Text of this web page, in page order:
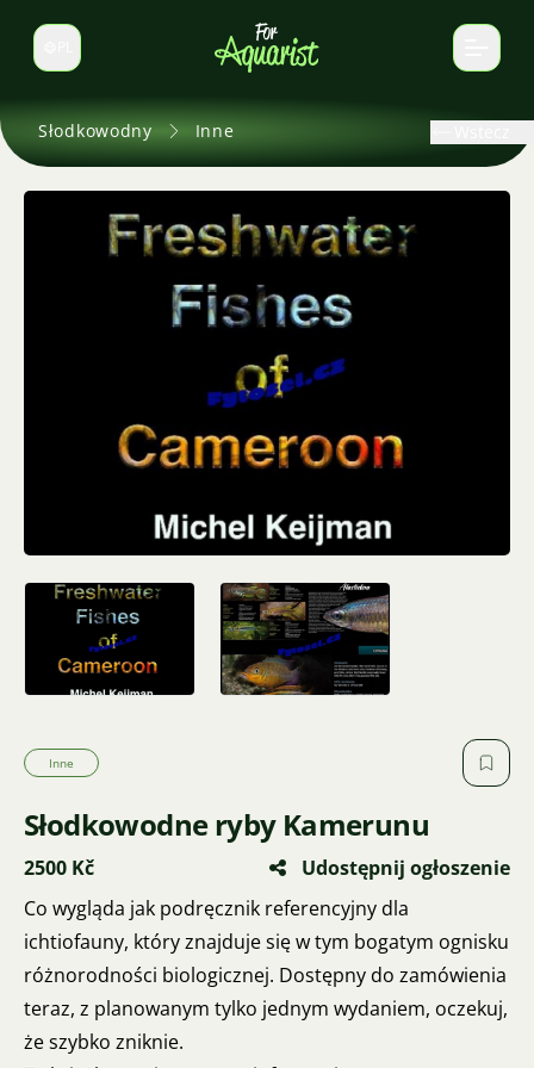
Zmień język
Słodkowodny Inne
Inne
Słodkowodne ryby Kamerunu
2500 Kč
Udostępnij ogłoszenie
Co wygląda jak podręcznik referencyjny dla
ichtiofauny, który znajduje się w tym bogatym ognisku
różnorodności biologicznej. Dostępny do zamówienia
teraz, z planowanym tylko jednym wydaniem, oczekuj,
że szybko zniknie.